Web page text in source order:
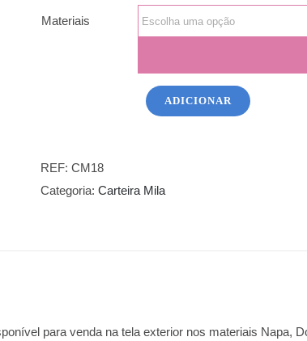
Materiais
ADICIONAR
REF: CM18
Categoria: Carteira Mila
para venda na tela exterior nos materiais Napa,